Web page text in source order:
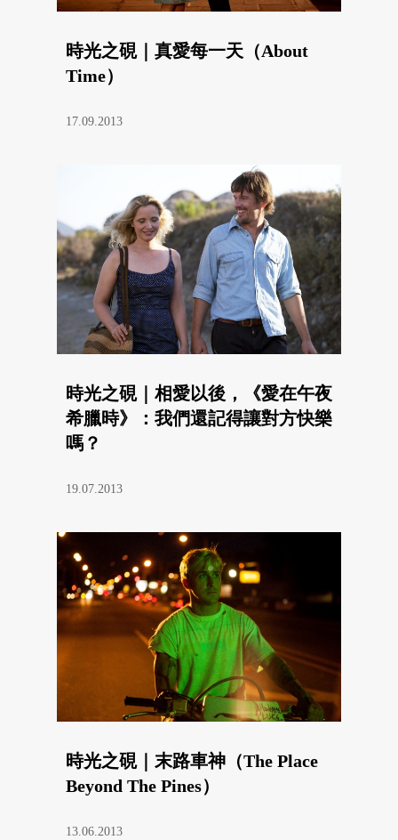
時光之硯｜真愛每一天（About
Time）
17.09.2013
時光之硯｜相愛以後，《愛在午夜
希臘時》：我們還記得讓對方快樂
嗎？
19.07.2013
時光之硯｜末路車神（The Place
Beyond The Pines）
13.06.2013